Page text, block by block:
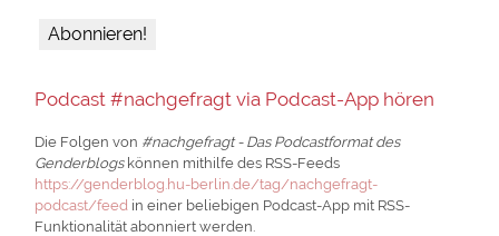
Podcast #nachgefragt via Podcast-App hören
Die Folgen von #nachgefragt - Das Podcastformat des
Genderblogskönnen mithilfe des RSS-Feeds
https://genderblog.hu-berlin.de/tag/nachgefragt-
podcast/feed in einer beliebigen Podcast-App mit RSS-
Funktionalität abonniert werden.